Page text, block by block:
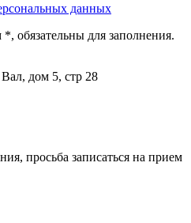
данных
*, обязательны для заполнения.
дом 5, стр 28
просьба записаться на прием